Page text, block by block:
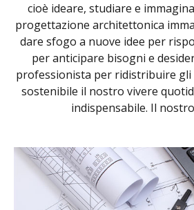
cioè ideare, studiare e
progettazione architettonica
dare sfogo a nuove idee per
per anticipare bisogni e
professionista per ridistribuire gli
sostenibile il nostro vivere
indispensabile. Il